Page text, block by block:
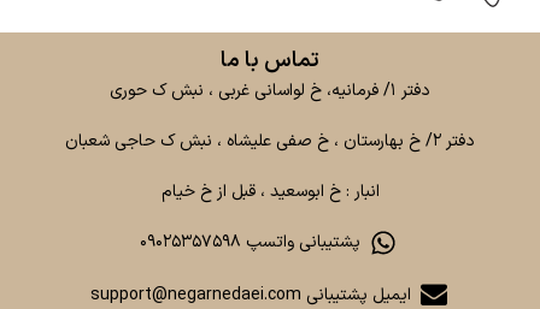
تماس با ما
دفتر ۱/ فرمانیه، خ لواسانی غربی ، نبش ک حوری
دفتر ۲/ خ بهارستان ، خ صفی علیشاه ، نبش ک حاجی شعبان
انبار : خ ابوسعید ، قبل از خ خیام
پشتیبانی واتسپ ۰۹۰۲۵۳۵۷۵۹۸
ایمیل پشتیبانی support@negarnedaei.com